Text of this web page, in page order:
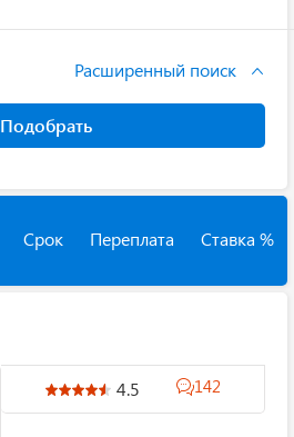
Расширенный поиск
Подобрать
Срок Переплата Ставка %
4.5 142